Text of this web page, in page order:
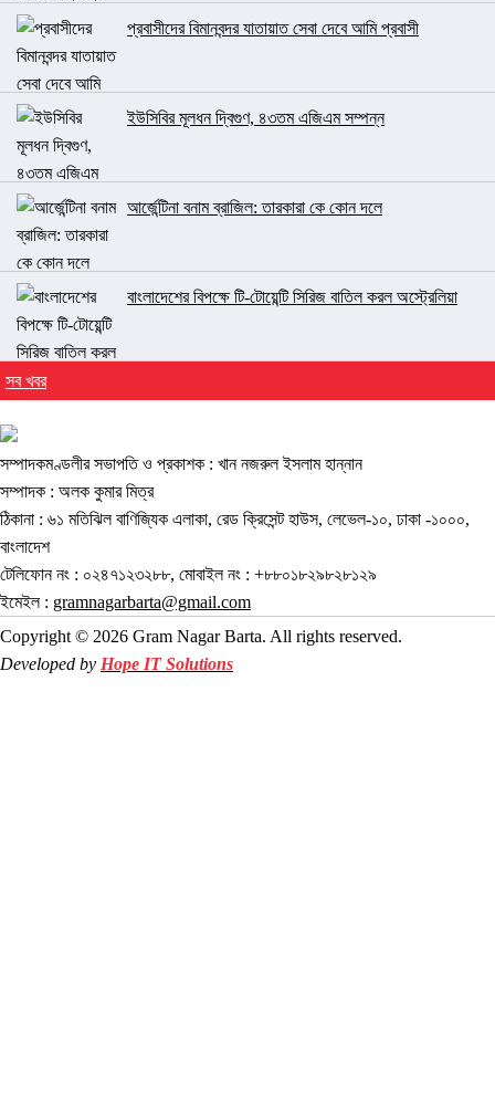
প্রবাসীদের বিমানবন্দর যাতায়াত সেবা দেবে আমি প্রবাসী
ইউসিবির মূলধন দ্বিগুণ, ৪৩তম এজিএম সম্পন্ন
আর্জেন্টিনা বনাম ব্রাজিল: তারকারা কে কোন দলে
বাংলাদেশের বিপক্ষে টি-টোয়েন্টি সিরিজ বাতিল করল অস্ট্রেলিয়া
সব খবর
সম্পাদকমণ্ডলীর সভাপতি ও প্রকাশক : খান নজরুল ইসলাম হান্নান
সম্পাদক : অলক কুমার মিত্র
ঠিকানা : ৬১ মতিঝিল বাণিজ্যিক এলাকা, রেড ক্রিসেন্ট হাউস, লেভেল-১০, ঢাকা -১০০০,
বাংলাদেশ
টেলিফোন নং : ০২৪৭১২৩২৮৮, মোবাইল নং : +৮৮০১৮২৯৮২৮১২৯
ইমেইল : gramnagarbarta@gmail.com
Copyright © 2026 Gram Nagar Barta. All rights reserved.
Developed by Hope IT Solutions